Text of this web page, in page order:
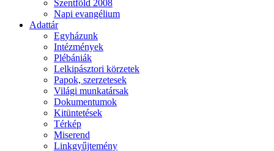
Szentföld 2008
Napi evangélium
Adattár
Egyházunk
Intézmények
Plébániák
Lelkipásztori körzetek
Papok, szerzetesek
Világi munkatársak
Dokumentumok
Kitüntetések
Térkép
Miserend
Linkgyűjtemény